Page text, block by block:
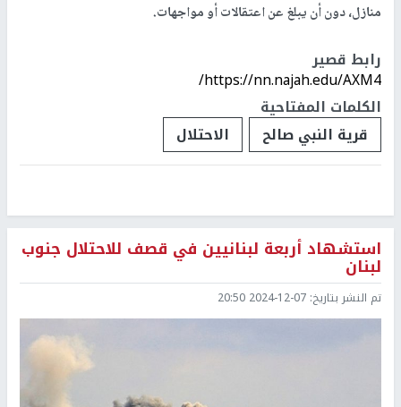
منازل، دون أن يبلغ عن اعتقالات أو مواجهات.
رابط قصير
https://nn.najah.edu/AXM4/
الكلمات المفتاحية
قرية النبي صالح
الاحتلال
استشهاد أربعة لبنانيين في قصف للاحتلال جنوب
لبنان
تم النشر بتاريخ: 2024-12-07 20:50